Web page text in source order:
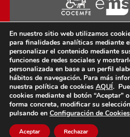
Copyright © 2022 · AEDEM-
EM · Todos los Derechos
nº 36 Madrid -
91
mail:aedem@aedem.org//
Protección de Datos
En nuestro sitio web utilizamos
para finalidades analíticas mediante
personalizar el contenido mediante
funciones de redes sociales y
personalizada en base a un perfil
hábitos de navegación. Para más
nuestra política de cookies AQUÍ.
cookies mediante el botón “Aceptar”
forma concreta, modificar su
pulsando en Configuración de Cookies
Aceptar Rechazar